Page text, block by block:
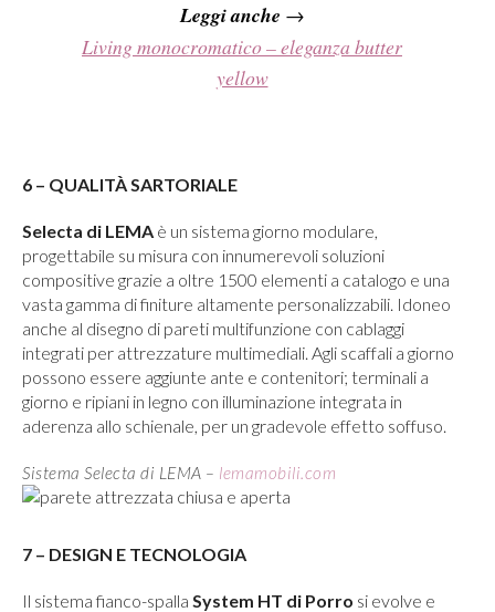
Leggi anche →
Living monocromatico – eleganza butter
yellow
6 – QUALITÀ SARTORIALE
Selecta di LEMA è un sistema giorno modulare,
progettabile su misura con innumerevoli soluzioni
compositive grazie a oltre 1500 elementi a catalogo e una
vasta gamma di finiture altamente personalizzabili. Idoneo
anche al disegno di pareti multifunzione con cablaggi
integrati per attrezzature multimediali. Agli scaffali a giorno
possono essere aggiunte ante e contenitori; terminali a
giorno e ripiani in legno con illuminazione integrata in
aderenza allo schienale, per un gradevole effetto soffuso.
Sistema Selecta di LEMA – lemamobili.com
7 – DESIGN E TECNOLOGIA
Il sistema fianco-spalla System HT di Porro si evolve e